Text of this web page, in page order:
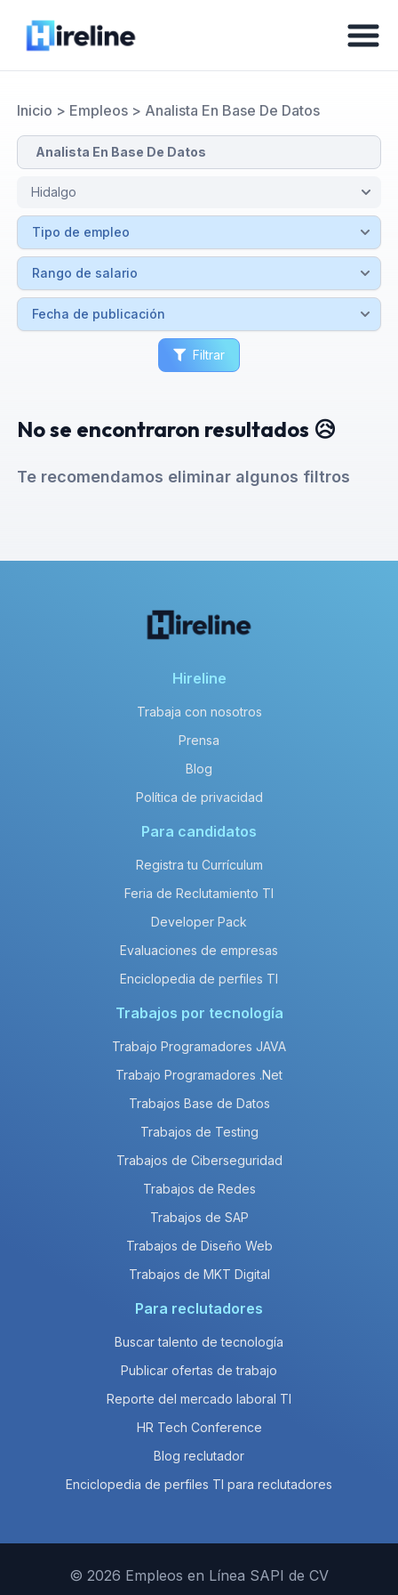
Inicio > Empleos> Analista En Base De Datos
Filtrar
No se encontraron resultados 😥
Te recomendamos eliminar algunos filtros
Hireline
Trabaja con nosotros
Prensa
Blog
Política de privacidad
Para candidatos
Registra tu Currículum
Feria de Reclutamiento TI
Developer Pack
Evaluaciones de empresas
Enciclopedia de perfiles TI
Trabajos por tecnología
Trabajo Programadores JAVA
Trabajo Programadores .Net
Trabajos Base de Datos
Trabajos de Testing
Trabajos de Ciberseguridad
Trabajos de Redes
Trabajos de SAP
Trabajos de Diseño Web
Trabajos de MKT Digital
Para reclutadores
Buscar talento de tecnología
Publicar ofertas de trabajo
Reporte del mercado laboral TI
HR Tech Conference
Blog reclutador
Enciclopedia de perfiles TI para reclutadores
© 2026 Empleos en Línea SAPI de CV